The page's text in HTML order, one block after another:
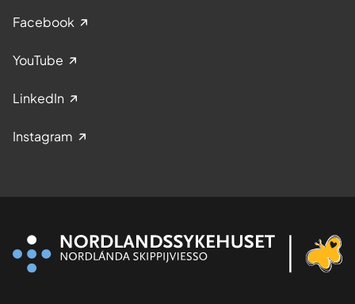
Facebook
YouTube
LinkedIn
Instagram